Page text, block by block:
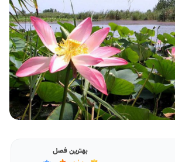
بهترین فصل